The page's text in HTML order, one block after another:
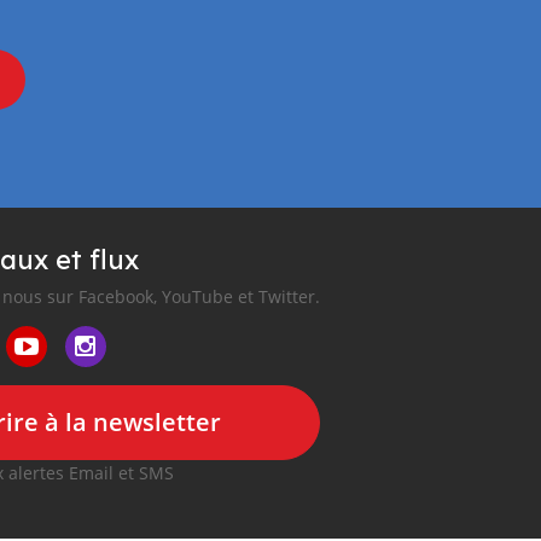
et flux
sur Facebook, YouTube et Twitter.
à la newsletter
alertes Email et SMS